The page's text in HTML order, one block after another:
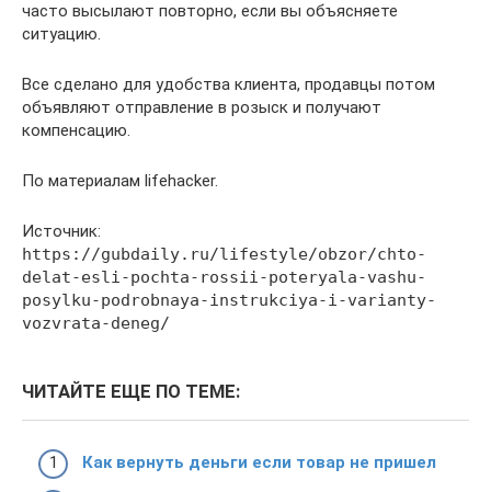
часто высылают повторно, если вы объясняете
ситуацию.
Все сделано для удобства клиента, продавцы потом
объявляют отправление в розыск и получают
компенсацию.
По материалам lifehacker.
Источник:
https://gubdaily.ru/lifestyle/obzor/chto-
delat-esli-pochta-rossii-poteryala-vashu-
posylku-podrobnaya-instrukciya-i-varianty-
vozvrata-deneg/
ЧИТАЙТЕ ЕЩЕ ПО ТЕМЕ:
Как вернуть деньги если товар не пришел